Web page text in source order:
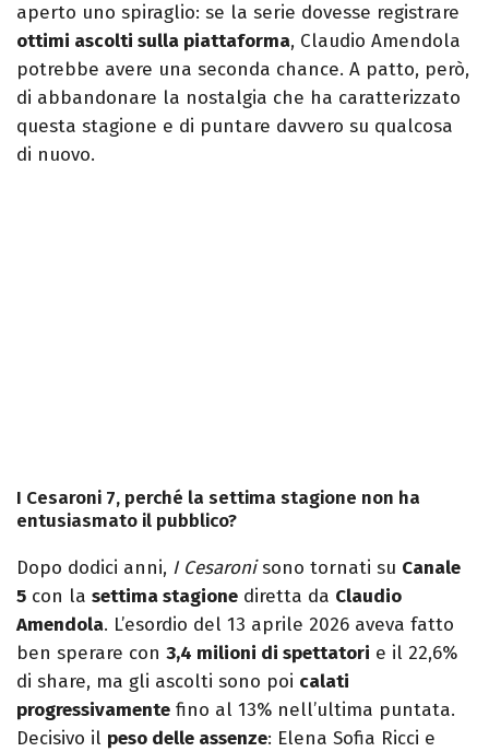
aperto uno spiraglio: se la serie dovesse registrare
ottimi ascolti sulla piattaforma, Claudio Amendola
potrebbe avere una seconda chance. A patto, però,
di abbandonare la nostalgia che ha caratterizzato
questa stagione e di puntare davvero su qualcosa
di nuovo.
I Cesaroni 7, perché la settima stagione non ha
entusiasmato il pubblico?
Dopo dodici anni, I Cesaronisono tornati su Canale
5 con la settima stagione diretta da Claudio
Amendola. L’esordio del 13 aprile 2026 aveva fatto
ben sperare con 3,4 milioni di spettatori e il 22,6%
di share, ma gli ascolti sono poi calati
progressivamente fino al 13% nell’ultima puntata.
Decisivo il peso delle assenze: Elena Sofia Ricci e